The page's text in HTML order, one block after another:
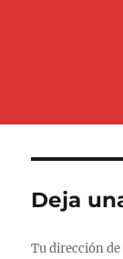
Deja
Tu dirección